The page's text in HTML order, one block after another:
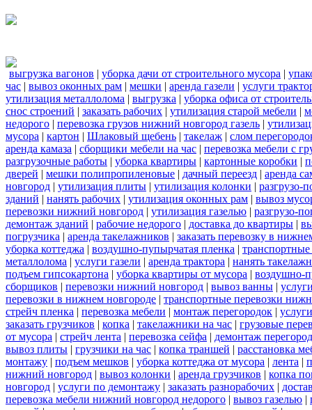
выгрузка вагонов | уборка дачи от строительного мусора |
час | вывоз оконных рам | мешки | аренда газели | услуги
утилизация металлолома | выгрузка | уборка офиса от
снос строений | заказать рабочих | утилизация старой мебели |
недорого | перевозка грузов нижний новгород газель |
мусора | картон | Шлаковый щебень | такелаж | слом
аренда камаза | сборщики мебели на час | перевозка мебели с
разгрузочные работы | уборка квартиры | картонные коробки |
дверей | мешки полипропиленовые | дачный переезд | аренда
новгород | утилизация плиты | утилизация колонки | разгрузо-
зданий | нанять рабочих | утилизация оконных рам | вывоз
перевозки нижний новгород | утилизация газелью | разгрузо-
демонтаж зданий | рабочие недорого | доставка до квартиры |
погрузчика | аренда такелажников | заказать перевозку в
уборка коттеджа | воздушно-пупырчатая пленка | транспортные
металлолома | услуги газели | аренда трактора | нанять
подъем гипсокартона | уборка квартиры от мусора | воздушно-
сборщиков | перевозки нижний новгород | вывоз ванны |
перевозки в нижнем новгороде | транспортные перевозки
стрейч пленка | перевозка мебели | монтаж перегородок |
заказать грузчиков | копка | такелажники на час | грузовые
от мусора | стрейч лента | перевозка сейфа | демонтаж
вывоз плиты | грузчики на час | копка траншей | расстановка
монтажу | подъем мешков | уборка коттеджа от мусора | лента |
нижний новгород | вывоз колонки | аренда грузчиков | копка
новгород | услуги по демонтажу | заказать разнорабочих |
перевозка мебели нижний новгород недорого | вывоз газелью |